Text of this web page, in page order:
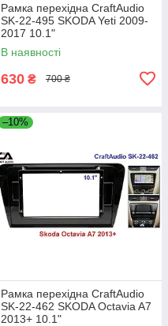
Рамка перехідна CraftAudio
SK-22-495 SKODA Yeti 2009-
2017 10.1"
В наявності
630 ₴ 700 ₴
–10%
Рамка перехідна CraftAudio
SK-22-462 SKODA Octavia A7
2013+ 10.1"